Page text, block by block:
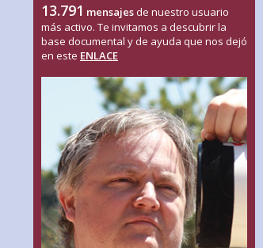
13.791 mensajes de nuestro usuario
más activo. Te invitamos a descubrir la
base documental y de ayuda que nos dejó
en este ENLACE